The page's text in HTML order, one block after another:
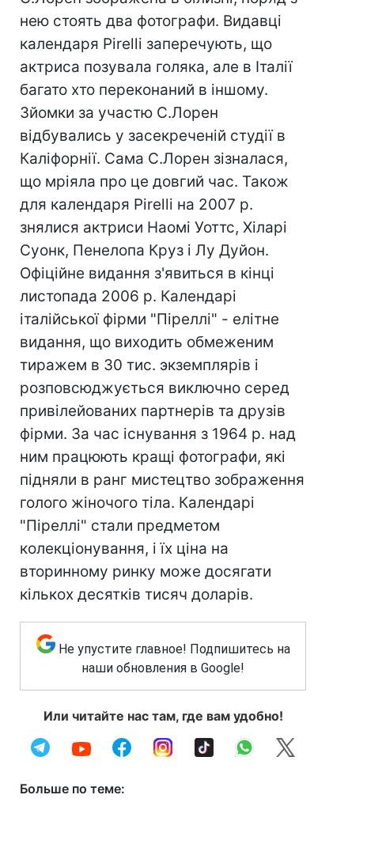
нею стоять два фотографи. Видавці
календаря Pirelli заперечують, що
актриса позувала голяка, але в Італії
багато хто переконаний в іншому.
Зйомки за участю С.Лорен
відбувались у засекреченій студії в
Каліфорнії. Сама С.Лорен зізналася,
що мріяла про це довгий час. Також
для календаря Pirelli на 2007 р.
знялися актриси Наомі Уоттс, Хіларі
Суонк, Пенелопа Круз і Лу Дуйон.
Офіційне видання з'явиться в кінці
листопада 2006 р. Календарі
італійської фірми "Піреллі" - елітне
видання, що виходить обмеженим
тиражем в 30 тис. экземплярів і
розповсюджується виключно серед
привілейованих партнерів та друзів
фірми. За час існування з 1964 р. над
ним працюють кращі фотографи, які
підняли в ранг мистецтво зображення
голого жіночого тіла. Календарі
"Піреллі" стали предметом
колекціонування, і їх ціна на
вторинному ринку може досягати
кількох десятків тисяч доларів.
Не упустите главное! Подпишитесь на
наши обновления в Google!
Или читайте нас там, где вам удобно!
Больше по теме: